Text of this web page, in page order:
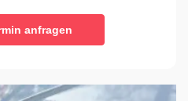
anfragen